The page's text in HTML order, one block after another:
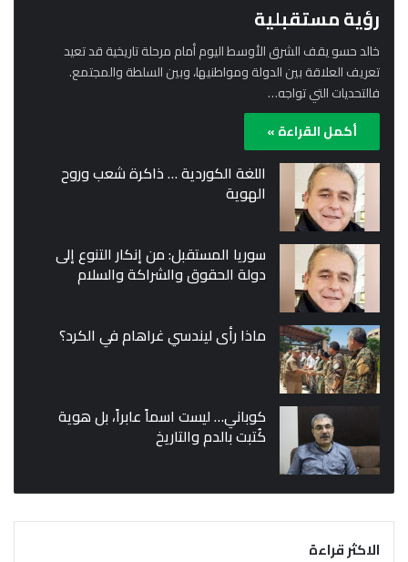
رؤية مستقبلية
خالد حسو يقف الشرق الأوسط اليوم أمام مرحلة تاريخية قد تعيد
تعريف العلاقة بين الدولة ومواطنيها، وبين السلطة والمجتمع.
فالتحديات التي تواجه…
أكمل القراءة »
اللغة الكوردية … ذاكرة شعب وروح
الهوية
سوريا المستقبل: من إنكار التنوع إلى
دولة الحقوق والشراكة والسلام
ماذا رأى ليندسي غراهام في الكرد؟
كوباني… ليست اسماً عابراً، بل هوية
كُتبت بالدم والتاريخ
الاكثر قراءة